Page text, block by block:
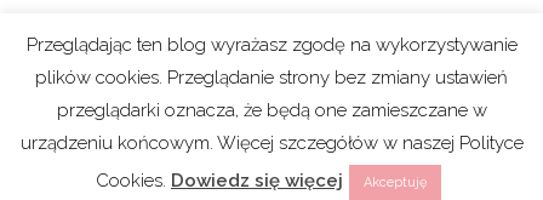
Regulamin sklepu |Polityka prywatności (RODO)
|Cookies
Copyright 2021 © Mum’s Life. We współpracy z
Przeglądając ten blog wyrażasz zgodę na wykorzystywanie
plików cookies. Przeglądanie strony bez zmiany ustawień
przeglądarki oznacza, że będą one zamieszczane w
urządzeniu końcowym. Więcej szczegółów w naszej Polityce
Cookies. Dowiedz się więcej Akceptuję